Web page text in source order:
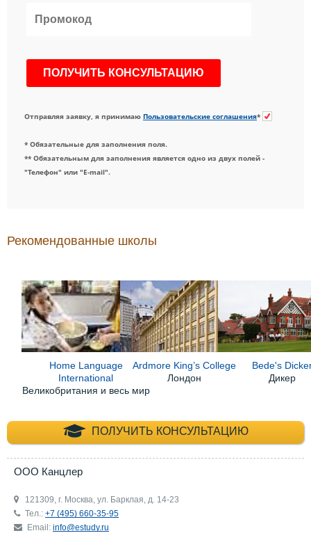
Отправляя заявку, я принимаю Пользовательские соглашения*
* Обязательные для заполнения поля.
** Обязательным для заполнения является одно из двух полей -
"Телефон" или "E-mail".
Рекомендованные школы
Home Language
International
Великобритания и весь мир
Ardmore King’s College
Лондон
Bede's
Дикер
ПОЛУЧИТЬ КОНСУЛЬТАЦИЮ
+7 (495) 660-35-
ООО Канцлер
121309, г. Москва, ул. Барклая, д. 14-23
Тел.: +7 (495) 660-35-95
Email: info@estudy.ru